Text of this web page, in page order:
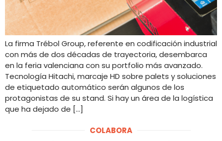
La firma Trébol Group, referente en codificación industrial
con más de dos décadas de trayectoria, desembarca
en la feria valenciana con su portfolio más avanzado.
Tecnología Hitachi, marcaje HD sobre palets y soluciones
de etiquetado automático serán algunos de los
protagonistas de su stand. Si hay un área de la logística
que ha dejado de […]
COLABORA